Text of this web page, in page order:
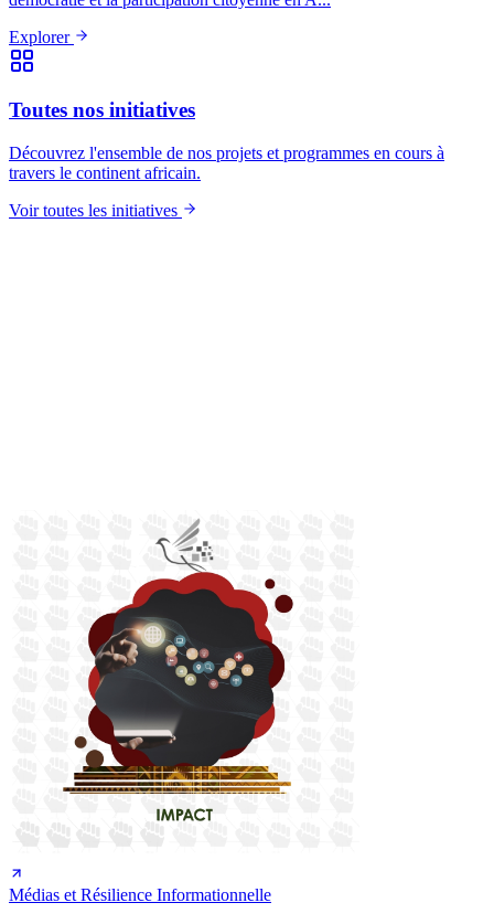
Explorer
Toutes nos initiatives
Découvrez l'ensemble de nos projets et programmes en cours à
travers le continent africain.
Voir toutes les initiatives
Médias et Résilience Informationnelle